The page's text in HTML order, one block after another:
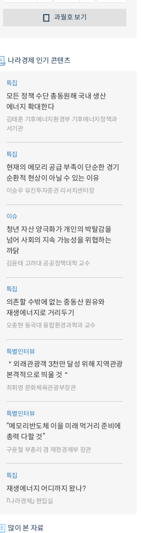
과월호 보기
나라경제 인기 콘텐츠
특집
모든 정책 수단 총동원해 국내 생산
에너지 확대한다
김태훈 기후에너지환경부 기후에너지정책과
서기관
특집
현재의 메모리 공급 부족이 단순한 경기
순환적 현상이 아닐 수 있는 이유
이승우 유진투자증권 리서치센터장
이슈
청년 자산 양극화가 개인의 박탈감을
넘어 사회의 지속 가능성을 위협하는
까닭
김윤태 고려대 공공정책대학 교수
특집
의존할 수밖에 없는 중동산 원유와
재생에너지로 거리두기
오충현 동국대 융합환경과학과 교수
특별인터뷰
＂외래관광객 3천만 달성 위해 지역관광
본격적으로 띄울 것＂
최휘영 문화체육관광부장관
특별인터뷰
“메모리반도체 이을 미래 먹거리 준비에
총력 다할 것”
구윤철 부총리 겸 재정경제부 장관
특집
재생에너지 어디까지 왔나?
『나라경제』 편집실
많이 본 자료